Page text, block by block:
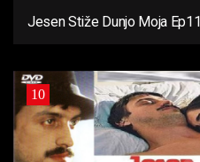
Jesen Stiže Dunjo Moja Ep11
10